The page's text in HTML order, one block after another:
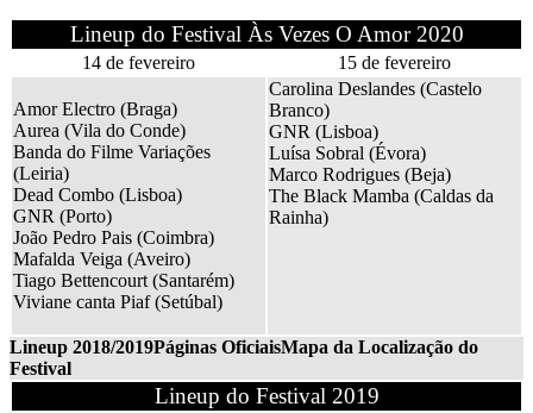
Lineup do Festival Às Vezes O Amor 2020
14 de fevereiro 15 de fevereiro
Amor Electro (Braga)
Aurea (Vila do Conde)
Banda do Filme Variações
(Leiria)
Dead Combo (Lisboa)
GNR (Porto)
João Pedro Pais (Coimbra)
Mafalda Veiga (Aveiro)
Tiago Bettencourt (Santarém)
Viviane canta Piaf (Setúbal)
Carolina Deslandes (Castelo
Branco)
GNR (Lisboa)
Luísa Sobral (Évora)
Marco Rodrigues (Beja)
The Black Mamba (Caldas da
Rainha)
Lineup 2018/2019Páginas OficiaisMapa da Localização do
Festival
Lineup do Festival 2019